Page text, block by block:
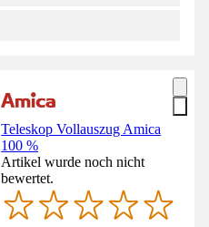
Teleskop Vollauszug Amica
100 %
Artikel wurde noch nicht
bewertet.